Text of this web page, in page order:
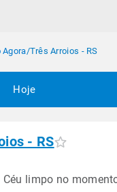
Agora/Três Arroios - RS
Hoje
- RS
limpo no